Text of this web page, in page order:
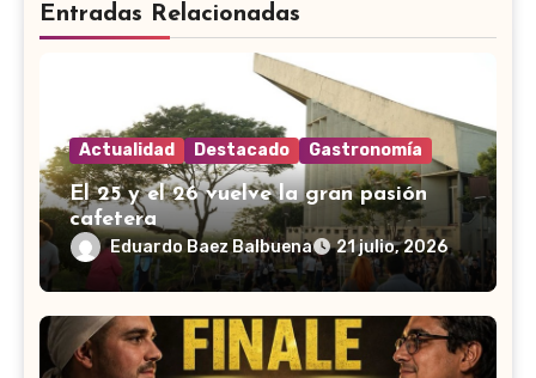
Entradas Relacionadas
Actualidad Destacado Gastronomía
El 25 y el 26 vuelve la gran pasión
cafetera
Eduardo Baez Balbuena 21 julio, 2026